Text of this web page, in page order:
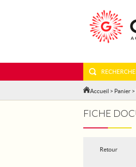
Accueil > Panier
FICHE
Retour